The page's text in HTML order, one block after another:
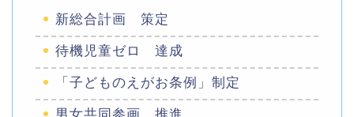
新総合計画 策定
待機児童ゼロ 達成
「子どものえがお条例」制定
男女共同参画 推進